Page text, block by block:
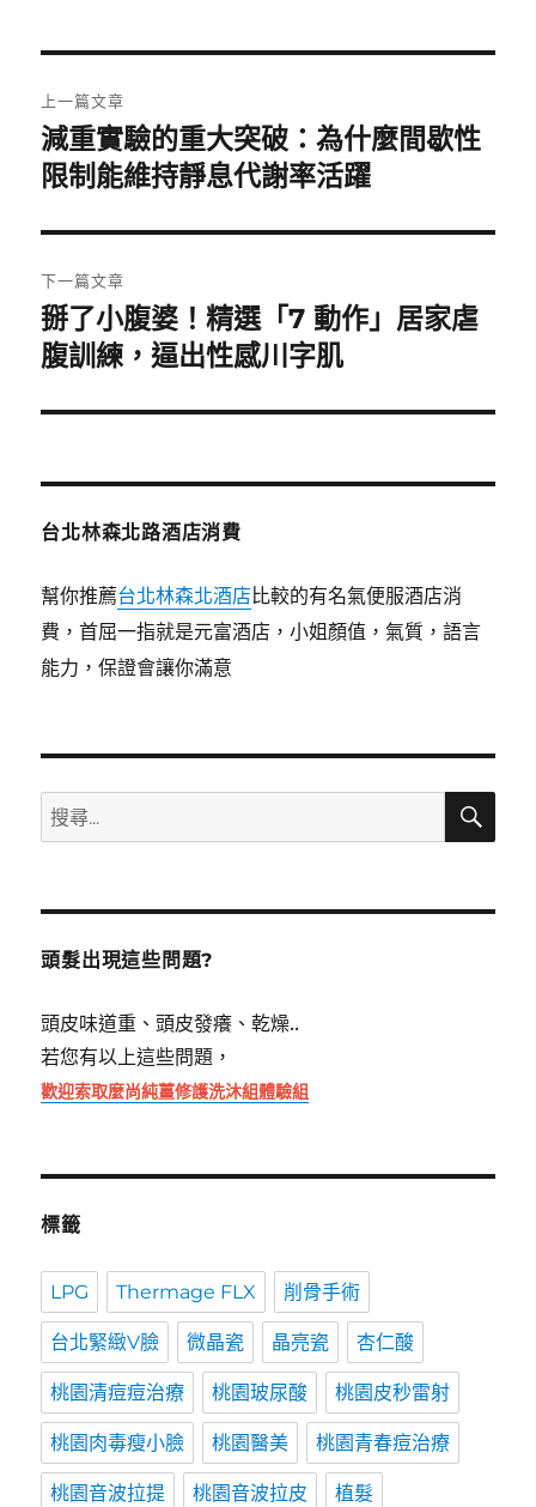
章
導
覽
上一篇文章
上
一
文
章:
減重實驗的重大突破：為什麼間歇性
限制能維持靜息代謝率活躍
下一篇文章
下
一
文
掰了小腹婆！精選「7 動作」居家虐
腹訓練，逼出性感川字肌
台北林森北路酒店消費
幫你推薦台北林森北酒店比較的有名氣便服酒店消
費，首屈一指就是元富酒店，小姐顏值，氣質，語言
能力，保證會讓你滿意
搜
尋
鍵
搜
頭髮出現這些問題?
頭皮味道重、頭皮發癢、乾燥..
若您有以上這些問題，
歡迎索取麼尚純薑修護洗沐組體驗組
標籤
LPG Thermage FLX 削骨手術
台北緊緻V臉 微晶瓷 晶亮瓷 杏仁酸
桃園清痘痘治療 桃園玻尿酸 桃園皮秒雷射
桃園肉毒瘦小臉 桃園醫美 桃園青春痘治療
桃園音波拉提 桃園音波拉皮 植髮